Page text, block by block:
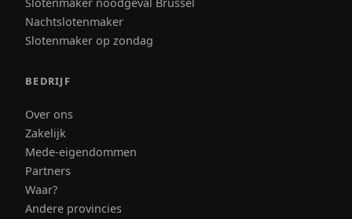
Nachtslotenmaker
Slotenmaker op zondag
BEDRIJF
Over ons
Zakelijk
Mede-eigendommen
Partners
Waar?
Andere provincies